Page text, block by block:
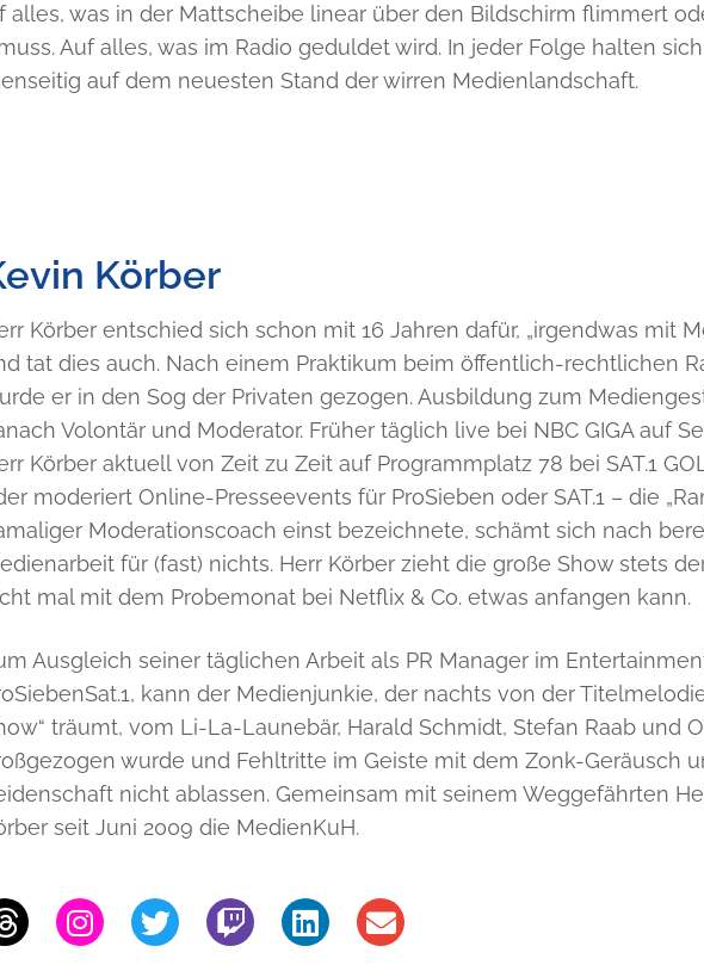
alles, was in der Mattscheibe linear über den Bildschirm flimmert
Auf alles, was im Radio geduldet wird. In jeder Folge halten
auf dem neuesten Stand der wirren Medienlandschaft.
Körber
Körber entschied sich schon mit 16 Jahren dafür, „irgendwas mit
tat dies auch. Nach einem Praktikum beim öffentlich-rechtlichen
er in den Sog der Privaten gezogen. Ausbildung zum
Volontär und Moderator. Früher täglich live bei NBC GIGA auf
Körber aktuell von Zeit zu Zeit auf Programmplatz 78 bei SAT.1
moderiert Online-Presseevents für ProSieben oder SAT.1 – die
Moderationscoach einst bezeichnete, schämt sich nach
für (fast) nichts. Herr Körber zieht die große Show stets
mal mit dem Probemonat bei Netflix & Co. etwas anfangen kann.
Ausgleich seiner täglichen Arbeit als PR Manager im
kann der Medienjunkie, der nachts von der
träumt, vom Li-La-Launebär, Harald Schmidt, Stefan Raab und
wurde und Fehltritte im Geiste mit dem Zonk-Geräusch
nicht ablassen. Gemeinsam mit seinem Weggefährten
seit Juni 2009 die MedienKuH.